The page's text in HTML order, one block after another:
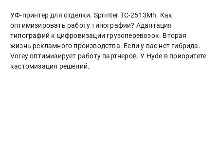
УФ-принтер для отделки. Sprinter ТС-2513Mh. Как
оптимизировать работу типографии? Адаптация
типографий к цифровизации грузоперевозок. Вторая
жизнь рекламного производства. Если у вас нет гибрида.
Vorey оптимизирует работу партнеров. У Hyde в приоритете
кастомизация решений.